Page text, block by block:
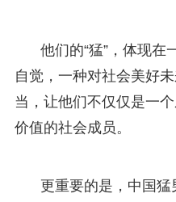
他们的“猛”，体现在
自觉，一种对社会美好
当，让他们不仅仅是一
价值的社会成员。
更重要的是，中国